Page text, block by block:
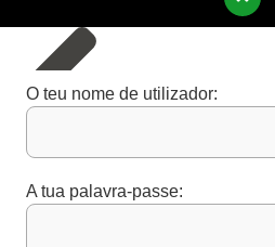
O teu nome de utilizador:
A tua palavra-passe: